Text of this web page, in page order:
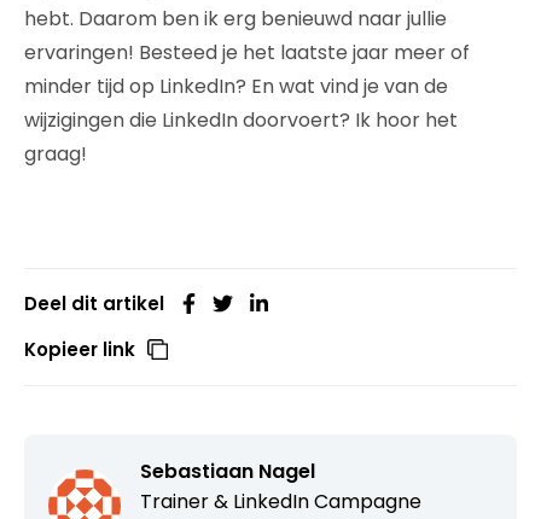
hebt. Daarom ben ik erg benieuwd naar jullie
ervaringen! Besteed je het laatste jaar meer of
minder tijd op LinkedIn? En wat vind je van de
wijzigingen die LinkedIn doorvoert? Ik hoor het
graag!
Deel dit artikel
Kopieer link
Sebastiaan Nagel
Trainer & LinkedIn Campagne